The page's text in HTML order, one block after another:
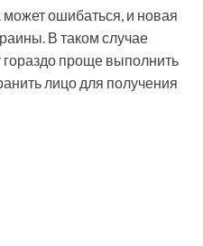
ошибаться, и новая
В таком случае
гораздо проще выполнить
лицо для получения